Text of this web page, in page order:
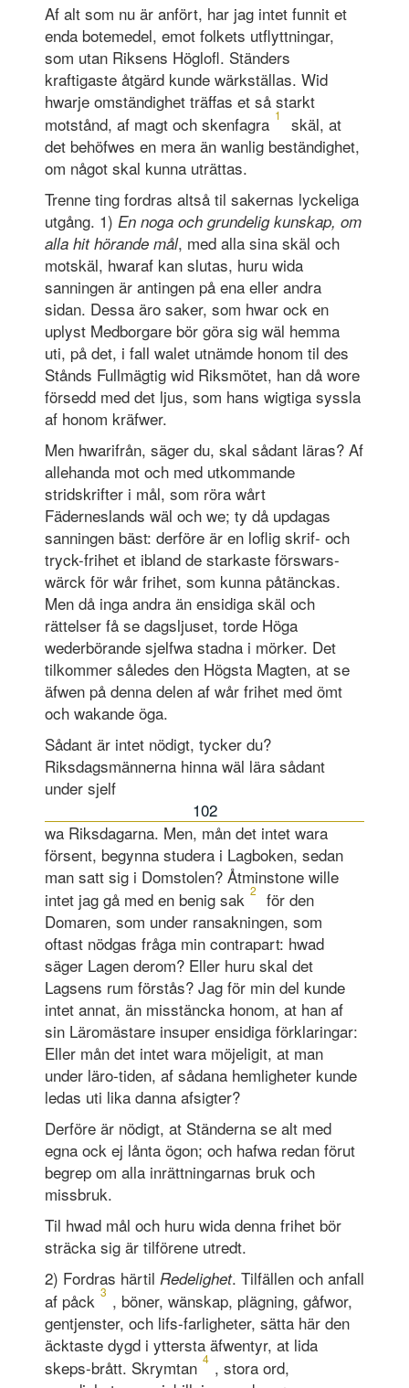
Af alt som nu är anfört, har jag intet funnit et
enda botemedel, emot folkets utflyttningar,
som utan Riksens Höglofl. Ständers
kraftigaste åtgärd kunde wärkställas. Wid
hwarje omständighet träffas et så starkt
motstånd, af magt och skenfagra 1
skäl, at
det behöfwes en mera än wanlig beständighet,
om något skal kunna uträttas.
Trenne ting fordras altså til sakernas lyckeliga
utgång. 1) En noga och grundelig kunskap, om
alla hit hörande mål, med alla sina skäl och
motskäl, hwaraf kan slutas, huru wida
sanningen är antingen på ena eller andra
sidan. Dessa äro saker, som hwar ock en
uplyst Medborgare bör göra sig wäl hemma
uti, på det, i fall walet utnämde honom til des
Stånds Fullmägtig wid Riksmötet, han då wore
försedd med det ljus, som hans wigtiga syssla
af honom kräfwer.
Men hwarifrån, säger du, skal sådant läras? Af
allehanda mot och med utkommande
stridskrifter i mål, som röra wårt
Fäderneslands wäl och we; ty då updagas
sanningen bäst: derföre är en loflig skrif- och
tryck-frihet et ibland de starkaste förswars-
wärck för wår frihet, som kunna påtänckas.
Men då inga andra än ensidiga skäl och
rättelser få se dagsljuset, torde Höga
wederbörande sjelfwa stadna i mörker. Det
tilkommer således den Högsta Magten, at se
äfwen på denna delen af wår frihet med ömt
och wakande öga.
Sådant är intet nödigt, tycker du?
Riksdagsmännerna hinna wäl lära sådant
under sjelf
102
wa Riksdagarna. Men, mån det intet wara
försent, begynna studera i Lagboken, sedan
man satt sig i Domstolen? Åtminstone wille
intet jag gå med en benig sak 2
för den
Domaren, som under ransakningen, som
oftast nödgas fråga min contrapart: hwad
säger Lagen derom? Eller huru skal det
Lagsens rum förstås? Jag för min del kunde
intet annat, än misstäncka honom, at han af
sin Läromästare insuper ensidiga förklaringar:
Eller mån det intet wara möjeligit, at man
under läro-tiden, af sådana hemligheter kunde
ledas uti lika danna afsigter?
Derföre är nödigt, at Ständerna se alt med
egna ock ej lånta ögon; och hafwa redan förut
begrep om alla inrättningarnas bruk och
missbruk.
Til hwad mål och huru wida denna frihet bör
sträcka sig är tilförene utredt.
2) Fordras härtil Redelighet. Tilfällen och anfall
af påck 3 , böner, wänskap, plägning, gåfwor,
gentjenster, och lifs-farligheter, sätta här den
äcktaste dygd i yttersta äfwentyr, at lida
skeps-brått. Skrymtan 4 , stora ord,